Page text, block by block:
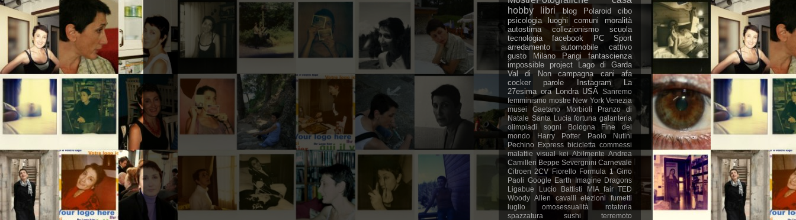
hobby
libri blog Polaroid
cibo
psicologia
luoghi comuni
moralità
autostima
collezionismo
scuola
tecnologia
facebook PC
Sport
arredamento
automobile
cattivo
gusto
Milano Parigi
fantascienza
impossible project
Lago di Garda
Val di Non
campagna cani
afa
cocker
parole Instagram
La
27esima ora
Londra USA
Sanremo
femminismo mostre New York Venezia
musei
Gaetano Morbioli
Pranzo di
Natale Santa Lucia fortuna galanteria
olimpiadi
sogni Bologna
Fine del
mondo
Harry Potter
Paolo Nutini
Pechino Express bicicletta commessi
malattie visual kei Abilmente Andrea
Camilleri Beppe Severgnini Carnevale
Citroen 2CV Fiorello Formula 1 Gino
Paoli Google Earth Imagine Dragons
Ligabue
Lucio Battisti MIA_fair TED
Woody Allen
cavalli elezioni
fumetti
luglio
omosessualità
rotatoria
spazzatura
sushi terremoto